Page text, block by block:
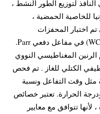
لتوزيع الطور النشط ،
للخاصية الحمضية ،
تم اختبار المحفزات
المتطورة على نفايات زيت الطهي (WCO) في مفاعل دفعي Parr.
المغناطيسي النووي
13 والتحليل الطيفي الكتلي للغاز . تم فحص
مثل وقت التفاعل ونسبة
الحرارة. تعتبر خصائص
تتوافق مع معايير